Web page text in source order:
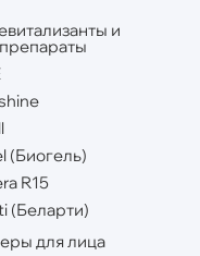
и
(Биогель)
R15
(Беларти)
для лица